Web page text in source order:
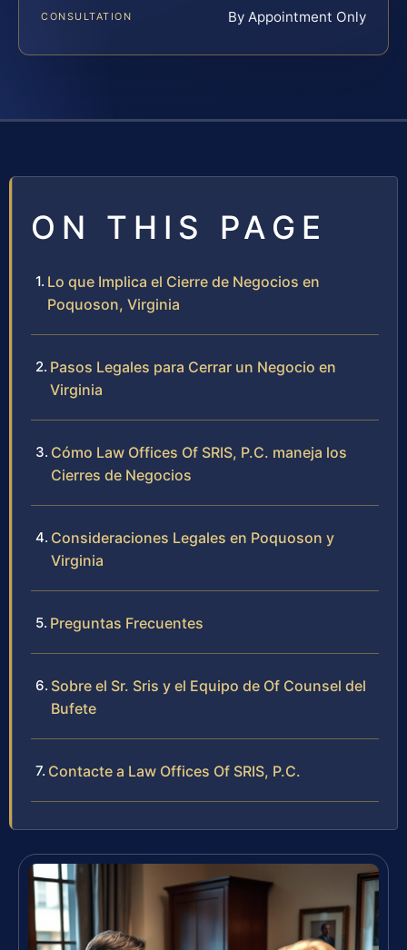
CONSULTATION By Appointment Only
ON THIS PAGE
Lo que Implica el Cierre de Negocios en
Poquoson, Virginia
Pasos Legales para Cerrar un Negocio en
Virginia
Cómo Law Offices Of SRIS, P.C. maneja los
Cierres de Negocios
Consideraciones Legales en Poquoson y
Virginia
Preguntas Frecuentes
Sobre el Sr. Sris y el Equipo de Of Counsel del
Bufete
Contacte a Law Offices Of SRIS, P.C.